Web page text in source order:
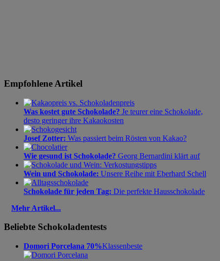
Empfohlene Artikel
Was kostet gute Schokolade? Je teurer eine Schokolade,
desto geringer ihre Kakaokosten
Josef Zotter: Was passiert beim Rösten von Kakao?
Wie gesund ist Schokolade? Georg Bernardini klärt auf
Wein und Schokolade: Unsere Reihe mit Eberhard Schell
Schokolade für jeden Tag: Die perfekte Hausschokolade
Mehr Artikel...
Beliebte Schokoladentests
Domori Porcelana 70%Klassenbeste